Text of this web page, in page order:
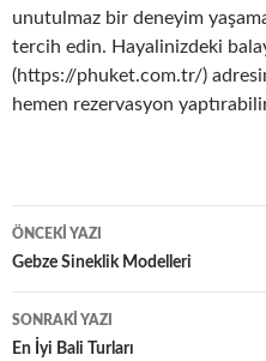
unutulmaz bir deneyim
tercih edin. Hayalinizdeki
(https://phuket.com.tr/)
hemen rezervasyon
Yazı
dolaşımı
ÖNCEKI YAZI
Gebze Sineklik Modelleri
SONRAKI YAZI
En İyi Bali Turları